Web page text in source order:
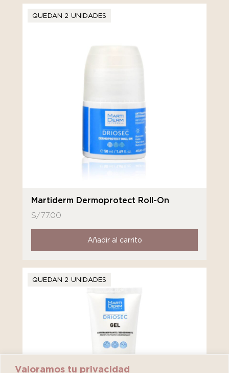
Valoramos tu privacidad
QUEDAN 2 UNIDADES
Martiderm Dermoprotect Roll-On
S/77.00
Añadir al carrito
QUEDAN 2 UNIDADES